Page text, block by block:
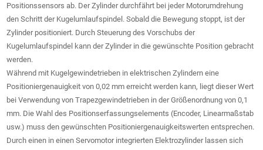
Positionssensors ab. Der Zylinder durchfährt bei jeder Motorumdrehung
den Schritt der Kugelumlaufspindel. Sobald die Bewegung stoppt, ist der
Zylinder positioniert. Durch Steuerung des Vorschubs der
Kugelumlaufspindel kann der Zylinder in die gewünschte Position gebracht
werden.
Während mit Kugelgewindetrieben in elektrischen Zylindern eine
Positioniergenauigkeit von 0,02 mm erreicht werden kann, liegt dieser Wert
bei Verwendung von Trapezgewindetrieben in der Größenordnung von 0,1
mm. Die Wahl des Positionserfassungselements (Encoder, Linearmaßstab
usw.) muss den gewünschten Positioniergenauigkeitswerten entsprechen.
Durch einen in einen Servomotor integrierten Elektrozylinder lassen sich